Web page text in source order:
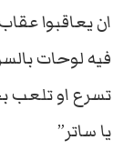
ان يعاقبوا
فيه لوحات
تسرع او تلعب
يا ساتر”